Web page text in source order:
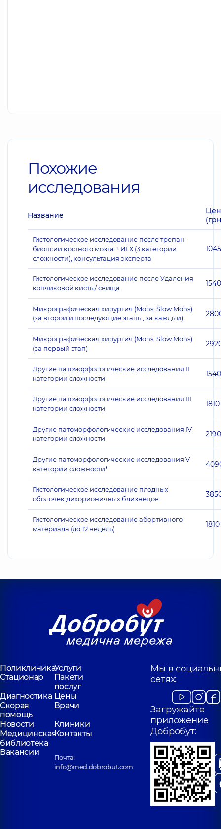
Похожие
исследования
Название
Гистологическое исследование после трепан-
биопсии костного мозга + ИГХ (3 категории
сложности), консультация эксперта
Гистологическое исследование после Удаления
копчиковой кисты/ свища
1540
Микрографическая хирургия (Mohs, Slow Mohs)
(за второй и последующие этапы, за каждый)
Микрографическая хирургия (Mohs, Slow Mohs)
(за первый этап)
Другие патоморфологические исследования II
категории сложности
1540
Другие патоморфологические исследования III
категории сложности
1810
Другие патоморфологические исследования IV
категории сложности
2190
Другие патоморфологические исследования V
категории сложности*
Гистологическое исследование плодных
оболочек дихорионичных близнецов
Гистологическое исследование абортивного
материала (до 12 недель)
1810
ПоликлиникаУслуги
Стационар
Пакети
послуг
Диагностика Цены
Скорая
помощь
Врачи
Новости
Клиники
Медицинская
библиотека
Контакты
Вакансии
Почта:
info@med.dobrobut.com
Мы в
сетях:
Загружайте
приложение
Добробут: